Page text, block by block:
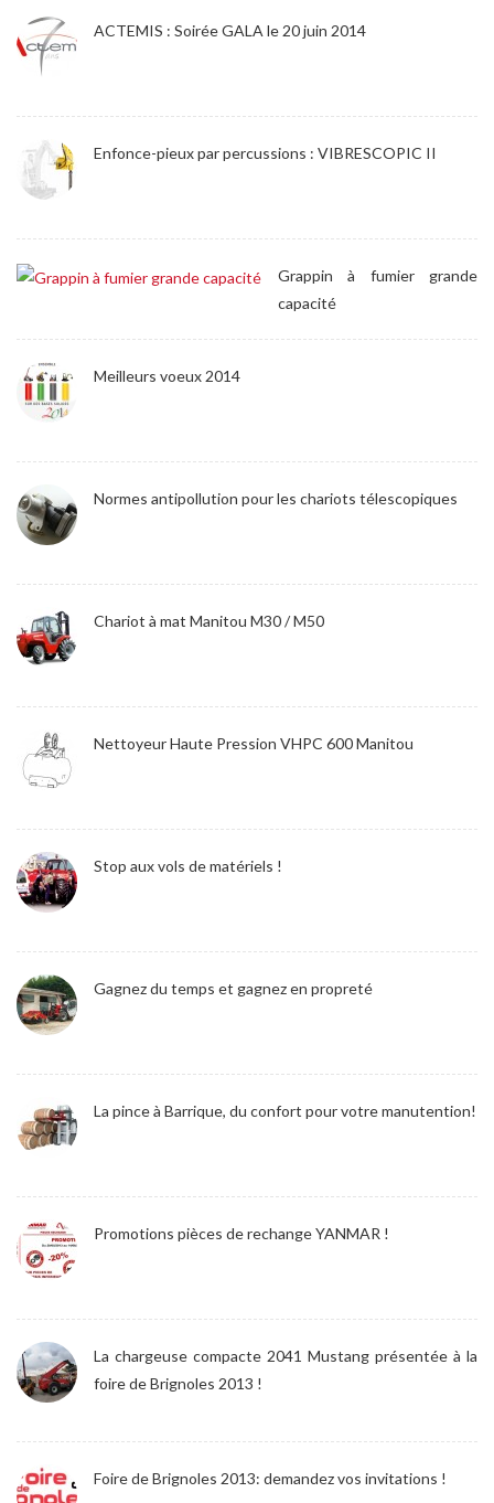
ACTEMIS : Soirée GALA le 20 juin 2014
Enfonce-pieux par percussions : VIBRESCOPIC II
Grappin à fumier grande
capacité
Meilleurs voeux 2014
Normes antipollution pour les chariots télescopiques
Chariot à mat Manitou M30 / M50
Nettoyeur Haute Pression VHPC 600 Manitou
Stop aux vols de matériels !
Gagnez du temps et gagnez en propreté
La pince à Barrique, du confort pour votre manutention!
Promotions pièces de rechange YANMAR !
La chargeuse compacte 2041 Mustang présentée à la
foire de Brignoles 2013 !
Foire de Brignoles 2013: demandez vos invitations !